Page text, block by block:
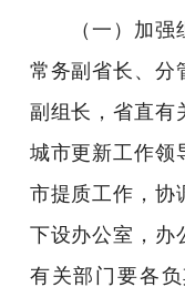
（一）加强组
常务副省长、分
副组长，省直有
城市更新工作领
市提质工作，协
下设办公室，办
有关部门要各